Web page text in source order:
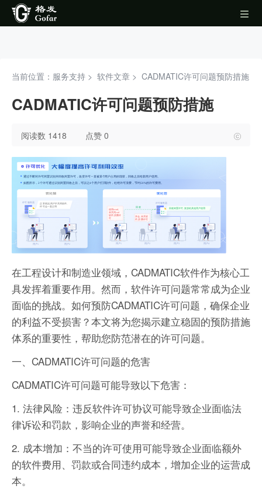
当前位置：服务支持 > 软件文章 > CADMATIC许可问题预防措施
CADMATIC许可问题预防措施
阅读数 1418 点赞 0
在工程设计和制造业领域，CADMATIC软件作为核心工
具发挥着重要作用。然而，软件许可问题常常成为企业
面临的挑战。如何预防CADMATIC许可问题，确保企业
的利益不受损害？本文将为您揭示建立稳固的预防措施
体系的重要性，帮助您防范潜在的许可问题。
一、CADMATIC许可问题的危害
CADMATIC许可问题可能导致以下危害：
1. 法律风险：违反软件许可协议可能导致企业面临法
律诉讼和罚款，影响企业的声誉和经营。
2. 成本增加：不当的许可使用可能导致企业面临额外
的软件费用、罚款或合同违约成本，增加企业的运营成
本。